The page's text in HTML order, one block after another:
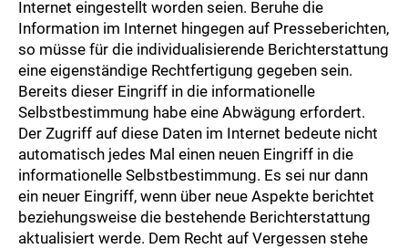
Internet eingestellt worden seien. Beruhe die
Information im Internet hingegen auf Presseberichten,
so müsse für die individualisierende Berichterstattung
eine eigenständige Rechtfertigung gegeben sein.
Bereits dieser Eingriff in die informationelle
Selbstbestimmung habe eine Abwägung erfordert.
Der Zugriff auf diese Daten im Internet bedeute nicht
automatisch jedes Mal einen neuen Eingriff in die
informationelle Selbstbestimmung. Es sei nur dann
ein neuer Eingriff, wenn über neue Aspekte berichtet
beziehungsweise die bestehende Berichterstattung
aktualisiert werde. Dem Recht auf Vergessen stehe